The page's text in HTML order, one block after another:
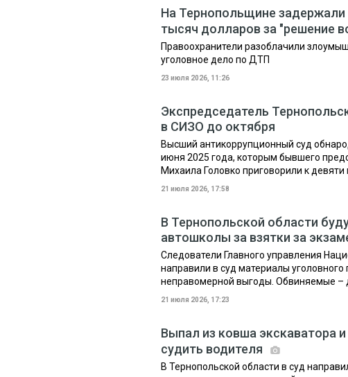
На Тернопольщине
тысяч долларов за "решение
Правоохранители разоблачили
уголовное дело по ДТП
23 июля 2026, 11:26
Экспредседатель
в СИЗО до октября
Высший антикоррупционный суд
июня 2025 года, которым бывшего
Михаила Головко приговорили к девяти
21 июля 2026, 17:58
В Тернопольской области
автошколы за взятки за
Следователи Главного управления
направили в суд материалы
неправомерной выгоды. Обвиняемые –
21 июля 2026, 17:23
Выпал из ковша экскаватора
судить водителя
В Тернопольской области в суд